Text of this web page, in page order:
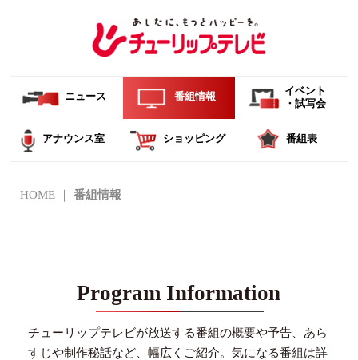
ニュース 番組情報
イベント
・試写会
アナウンス室 ショッピング 番組表
HOME 番組情報
Program Information
チューリップテレビが放送する番組の概要や予告、あら
すじや制作秘話など、幅広くご紹介。 気になる番組は詳